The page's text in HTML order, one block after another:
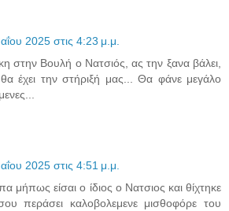
2025 στις 4:23 μ.μ.
στην Βουλή ο Νατσιός, ας την ξανα βάλει,
έχει την στήριξή μας... Θα φάνε μεγάλο
2025 στις 4:51 μ.μ.
μήπως είσαι ο ίδιος ο Νατσιος και θίχτηκε
περάσει καλοβολεμενε μισθοφόρε του